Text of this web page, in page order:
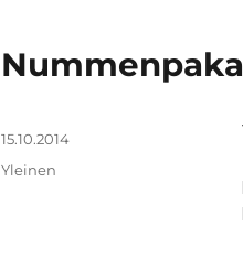
Julkaistu
15.10.2014
Kategoriat
Yleinen